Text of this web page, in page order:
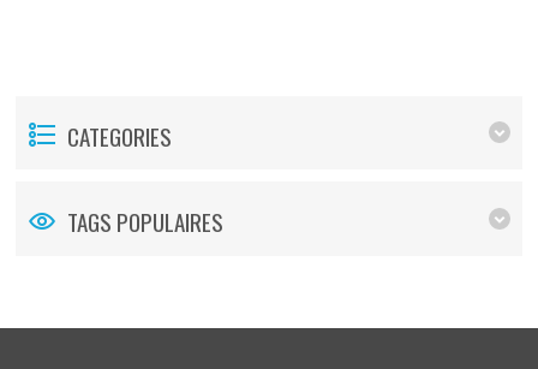
CATEGORIES
TAGS POPULAIRES